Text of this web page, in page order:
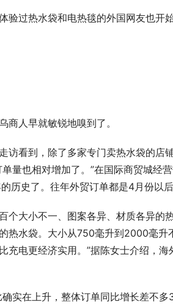
验过热水袋和电热毯的外国网友也开
商人早就敏锐地嗅到了。
访看到，除了多家专门卖热水袋的店
量也相对增加了。”在国际商贸城经
历史了。往年外贸订单都是4月份以
个大小不一、图案各异、材质各异的
热水袋。大小从750毫升到2000毫升
充电更经济实用。”据陈女士介绍，
实在上升，整体订单同比增长差不
动口不动手 AI即服务：平安
活版升级用卡新体验